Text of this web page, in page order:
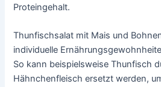
Proteingehalt.
Thunfischsalat mit Mais und
individuelle
So kann beispielsweise Thunfisch
Hähnchenfleisch ersetzt werden,